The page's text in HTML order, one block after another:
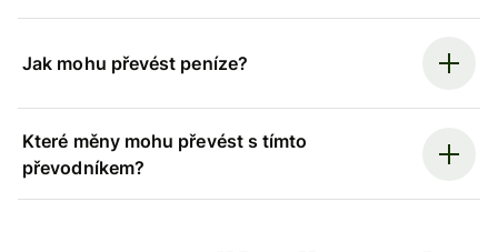
Jak mohu převést peníze?
Které měny mohu převést s tímto
převodníkem?